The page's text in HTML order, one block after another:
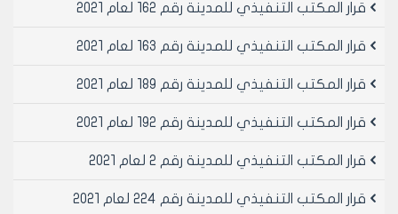
مهام الوظيفة :
إضافة إلى المهام العامة لشعبة رقابة الرخص الإدارية .يمارس
1- الإشراف والدعم الفني على إعمال الرقابة الصناعية في
2- الإشراف الإداري على موظفي مجموعة الشكاوي
ومقتضيات المصلحة العامة .
يخصه ويحيل باقي البريد إلى موظفي الشعبة لإنجاز العمل .
قرار المكتب التنفيذي للمدينة رقم 162 لعام 2021
قرار المكتب التنفيذي للمدينة رقم 163 لعام 2021
قرار المكتب التنفيذي للمدينة رقم 189 لعام 2021
قرار المكتب التنفيذي للمدينة رقم 192 لعام 2021
قرار المكتب التنفيذي للمدينة رقم 2 لعام 2021
قرار المكتب التنفيذي للمدينة رقم 224 لعام 2021